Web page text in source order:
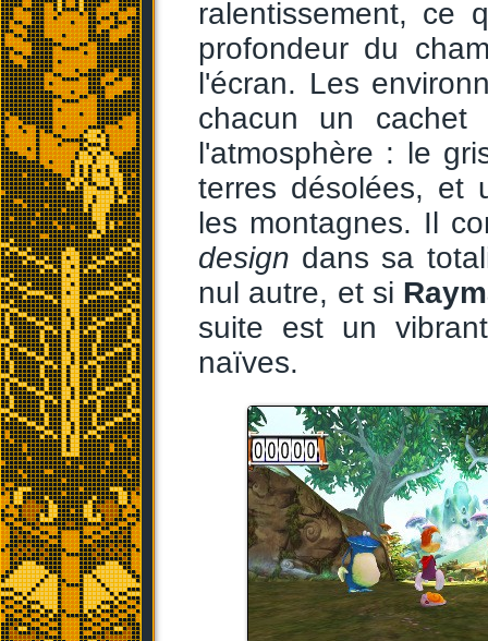
ralentissement, ce
profondeur du
l'écran. Les
chacun un cachet
l'atmosphère : le
terres désolées, et
les montagnes. Il
design dans sa
nul autre, et si
suite est un
naïves.